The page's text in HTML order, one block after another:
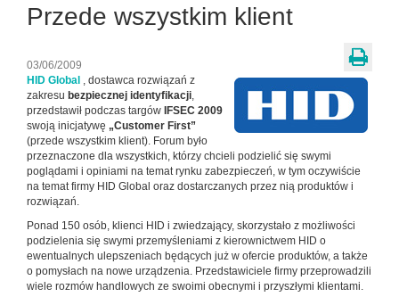
Przede wszystkim klient
03/06/2009
HID Global , dostawca rozwiązań z
zakresu bezpiecznej identyfikacji,
przedstawił podczas targów IFSEC 2009
swoją inicjatywę „Customer First”
(przede wszystkim klient). Forum było
przeznaczone dla wszystkich, którzy chcieli podzielić się swymi
poglądami i opiniami na temat rynku zabezpieczeń, w tym oczywiście
na temat firmy HID Global oraz dostarczanych przez nią produktów i
rozwiązań.
Ponad 150 osób, klienci HID i zwiedzający, skorzystało z możliwości
podzielenia się swymi przemyśleniami z kierownictwem HID o
ewentualnych ulepszeniach będących już w ofercie produktów, a także
o pomysłach na nowe urządzenia. Przedstawiciele firmy przeprowadzili
wiele rozmów handlowych ze swoimi obecnymi i przyszłymi klientami.